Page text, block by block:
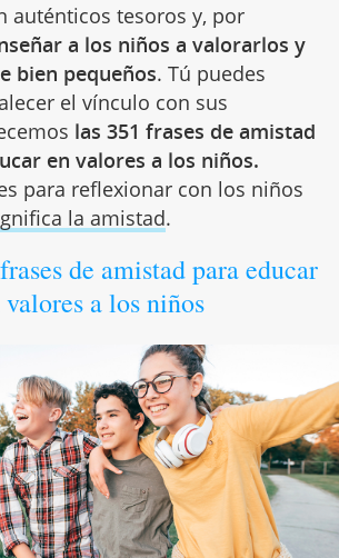
auténticos tesoros y, por
a los niños a valorarlos y
bien pequeños. Tú puedes
el vínculo con sus
las 351 frases de amistad
en valores a los niños.
para reflexionar con los niños
la amistad.
de amistad para educar
valores a los niños